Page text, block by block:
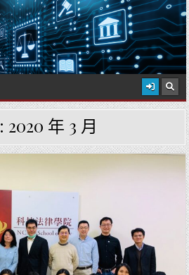
2026 年 8 月 9 日
國立陽明交通大學科技法律學院
2020 年 3 月
Posted in